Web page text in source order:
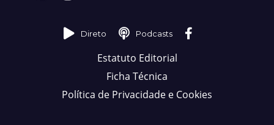
Direto Podcasts
Estatuto Editorial
Ficha Técnica
Política de Privacidade e Cookies